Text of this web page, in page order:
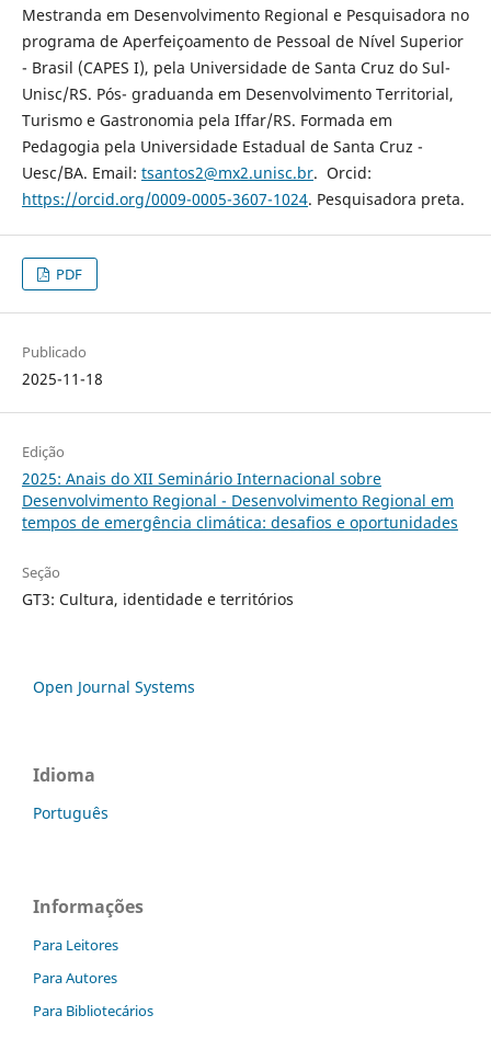
Mestranda em Desenvolvimento Regional e Pesquisadora no
programa de Aperfeiçoamento de Pessoal de Nível Superior
- Brasil (CAPES I), pela Universidade de Santa Cruz do Sul-
Unisc/RS. Pós- graduanda em Desenvolvimento Territorial,
Turismo e Gastronomia pela Iffar/RS. Formada em
Pedagogia pela Universidade Estadual de Santa Cruz -
Uesc/BA. Email: tsantos2@mx2.unisc.br. Orcid:
https://orcid.org/0009-0005-3607-1024. Pesquisadora preta.
PDF
Publicado
2025-11-18
Edição
2025: Anais do XII Seminário Internacional sobre
Desenvolvimento Regional - Desenvolvimento Regional em
tempos de emergência climática: desafios e oportunidades
Seção
GT3: Cultura, identidade e territórios
Open Journal Systems
Idioma
Português
Informações
Para Leitores
Para Autores
Para Bibliotecários